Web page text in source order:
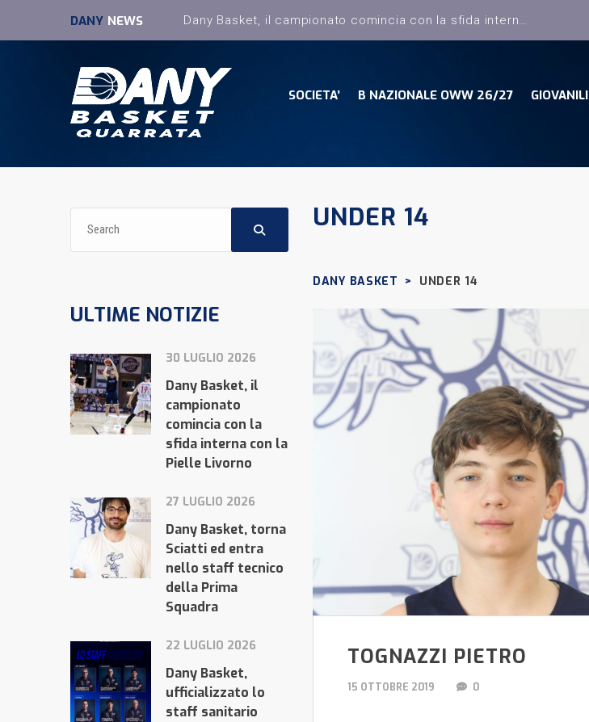
DANY NEWS
SOCIETA’ B NAZIONALE OWW 26/27 GIOVANILI
UNDER 14
DANY BASKET > UNDER 14
TOGNAZZI PIETRO
15 OTTOBRE 2019 0
ULTIME NOTIZIE
30 LUGLIO 2026
Dany Basket, il
campionato
comincia con la
sfida interna con la
Pielle Livorno
27 LUGLIO 2026
Dany Basket, torna
Sciatti ed entra
nello staff tecnico
della Prima
Squadra
22 LUGLIO 2026
Dany Basket,
ufficializzato lo
staff sanitario